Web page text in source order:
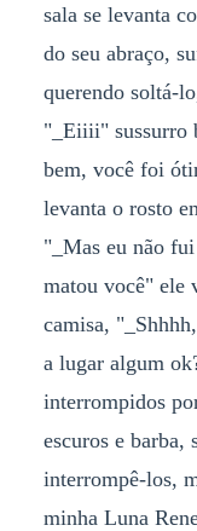
sala se levanta
do seu abraço,
querendo soltá-
"_Eiiii" sussurro
bem, você foi
levanta o rosto
"_Mas eu não
matou você" ele
camisa,
a lugar algum
interrompidos
escuros e barba,
interrompê-los,
minha Luna